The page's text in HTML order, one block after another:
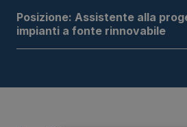
Posizione: Assistente alla
impianti a fonte rinnovabile